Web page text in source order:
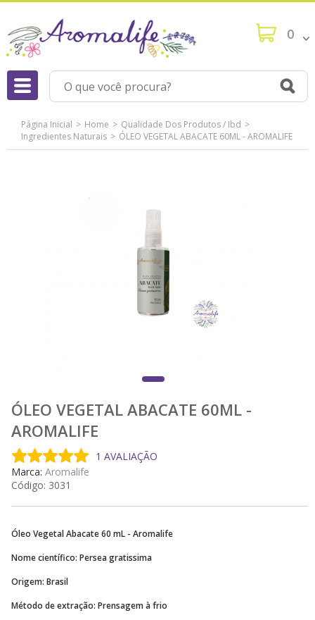
0
Página Inicial Home
Qualidade Dos Produtos / Ibd
Ingredientes Naturais
ÓLEO VEGETAL ABACATE 60ML - AROMALIFE
ÓLEO VEGETAL ABACATE 60ML -
AROMALIFE
1 AVALIAÇÃO
Marca:Aromalife
Código: 3031
Óleo Vegetal Abacate 60 mL - Aromalife
Nome científico: Persea gratissima
Origem: Brasil
Método de extração: Prensagem à frio